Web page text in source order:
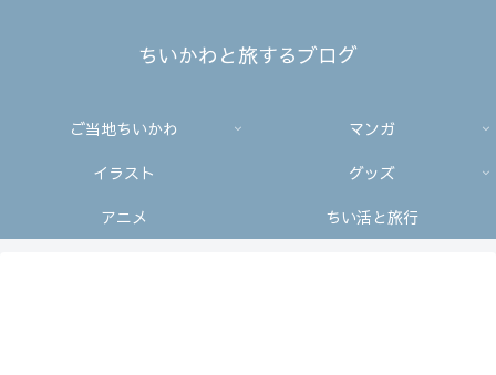
ちいかわと旅するブログ
ご当地ちいかわ
マンガ
イラスト
グッズ
アニメ
ちい活と旅行